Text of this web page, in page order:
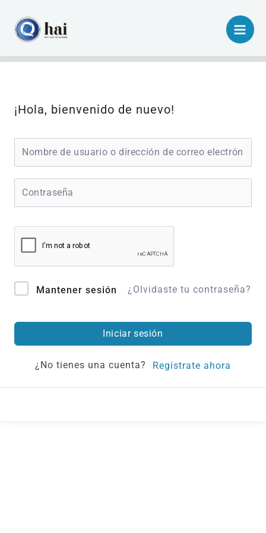
contenido
¡Hola, bienvenido de nuevo!
Mantener sesión ¿Olvidaste tu contraseña?
Iniciar sesión
¿No tienes una cuenta? Regístrate ahora